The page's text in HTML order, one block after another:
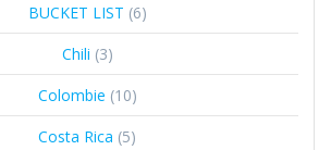
BUCKET LIST (6)
Chili (3)
Colombie (10)
Costa Rica (5)